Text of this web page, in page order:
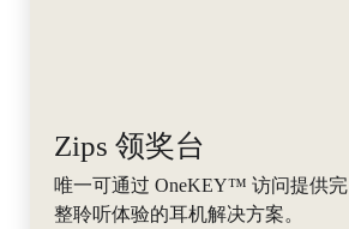
Zips 领奖台
唯一可通过 OneKEY™ 访问提供完
整聆听体验的耳机解决方案。